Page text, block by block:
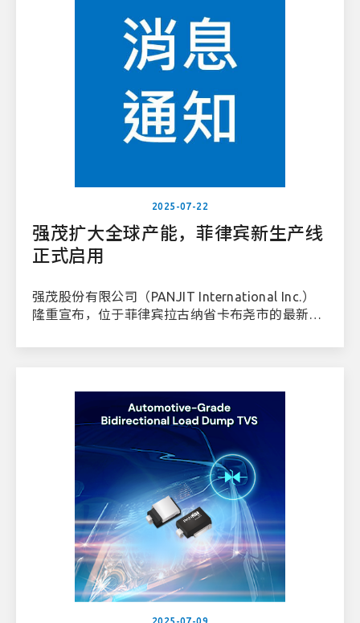
2025-07-22
强茂扩大全球产能，菲律宾新生产线
正式启用
强茂股份有限公司（PANJIT International Inc.）
隆重宣布，位于菲律宾拉古纳省卡布尧市的最新生
旅程的重要里程碑，充分展现我们推动全球半导体